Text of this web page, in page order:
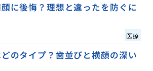
に後悔？理想と違ったを防ぐに
医療
のタイプ？歯並びと横顔の深い